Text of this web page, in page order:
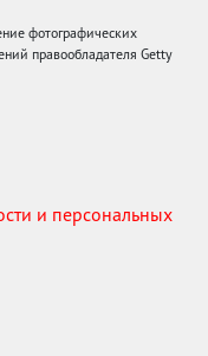
фотографических
правообладателя Getty
и персональных